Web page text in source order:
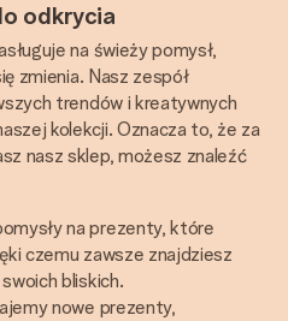
odkrycia
na świeży pomysł,
zmienia. Nasz zespół
trendów i kreatywnych
kolekcji. Oznacza to, że za
nasz sklep, możesz znaleźć
na prezenty, które
czemu zawsze znajdziesz
bliskich.
nowe prezenty,